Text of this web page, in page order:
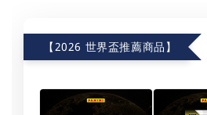
【2026 世界盃推薦商品】